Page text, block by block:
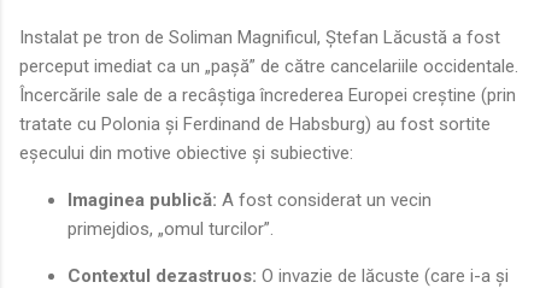
Instalat pe tron de Soliman Magnificul, Ștefan Lăcustă a fost
perceput imediat ca un „pașă” de către cancelariile occidentale.
Încercările sale de a recâștiga încrederea Europei creștine (prin
tratate cu Polonia și Ferdinand de Habsburg) au fost sortite
eșecului din motive obiective și subiective:
Imaginea publică: A fost considerat un vecin
primejdios, „omul turcilor”.
Contextul dezastruos: O invazie de lăcuste (care i-a și